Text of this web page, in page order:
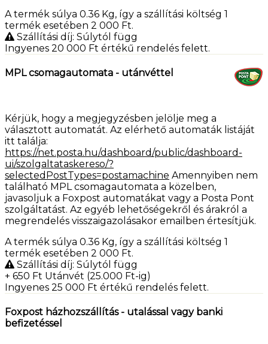
A termék súlya 0.36 Kg, így a szállítási költség 1
termék esetében 2 000 Ft.
Szállítási díj: Súlytól függ
Ingyenes 20 000 Ft értékű rendelés felett.
MPL csomagautomata - utánvéttel
Kérjük, hogy a megjegyzésben jelölje meg a
választott automatát. Az elérhető automaták listáját
itt találja:
https://net.posta.hu/dashboard/public/dashboard-
ui/szolgaltataskereso/?
selectedPostTypes=postamachine Amennyiben nem
található MPL csomagautomata a közelben,
javasoljuk a Foxpost automatákat vagy a Posta Pont
szolgáltatást. Az egyéb lehetőségekről és árakról a
megrendelés visszaigazolásakor emailben értesítjük.
A termék súlya 0.36 Kg, így a szállítási költség 1
termék esetében 2 000 Ft.
Szállítási díj: Súlytól függ
+ 650 Ft Utánvét (25.000 Ft-ig)
Ingyenes 25 000 Ft értékű rendelés felett.
Foxpost házhozszállítás - utalással vagy banki
befizetéssel